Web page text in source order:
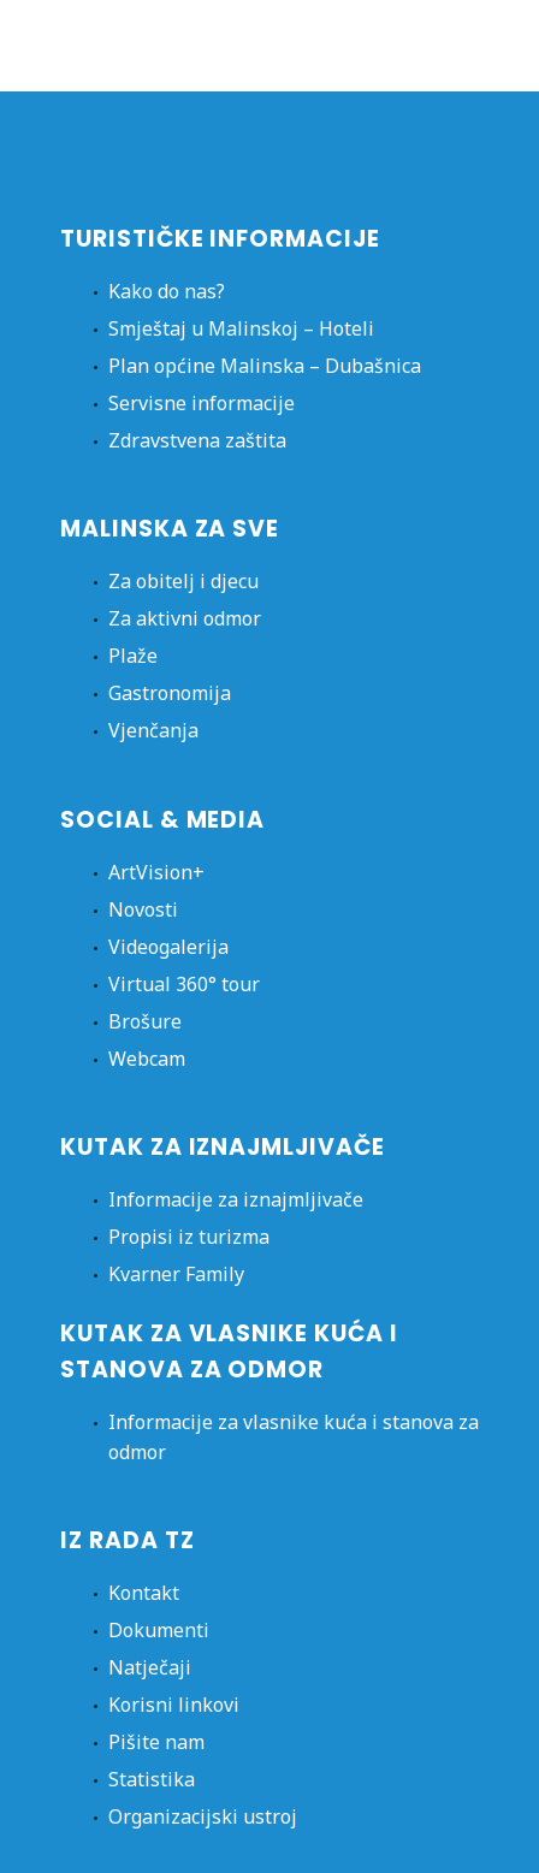
TURISTIČKE INFORMACIJE
Kako do nas?
Smještaj u Malinskoj – Hoteli
Plan općine Malinska – Dubašnica
Servisne informacije
Zdravstvena zaštita
MALINSKA ZA SVE
Za obitelj i djecu
Za aktivni odmor
Plaže
Gastronomija
Vjenčanja
SOCIAL & MEDIA
ArtVision+
Novosti
Videogalerija
Virtual 360° tour
Brošure
Webcam
KUTAK ZA IZNAJMLJIVAČE
Informacije za iznajmljivače
Propisi iz turizma
Kvarner Family
KUTAK ZA VLASNIKE KUĆA I
STANOVA ZA ODMOR
Informacije za vlasnike kuća i stanova za
odmor
IZ RADA TZ
Kontakt
Dokumenti
Natječaji
Korisni linkovi
Pišite nam
Statistika
Organizacijski ustroj